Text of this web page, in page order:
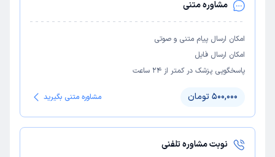
مشاوره متنی
امکان ارسال پیام متنی و صوتی
امکان ارسال فایل
پاسخگویی پزشک در کمتر از ۲۴ ساعت
500,000 تومان مشاوره متنی بگیرید
نوبت مشاوره تلفنی